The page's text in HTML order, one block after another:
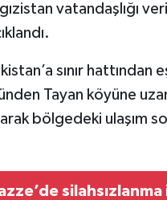
vatandaşlığı
sınır hattından
Tayan köyüne
bölgedeki ulaşım